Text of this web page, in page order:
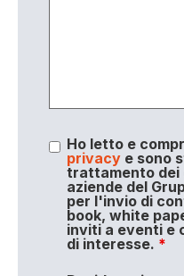
Ho letto e
privacye sono
trattamento dei
aziende del
per l'invio di
book, white
inviti a eventi e
di interesse. *